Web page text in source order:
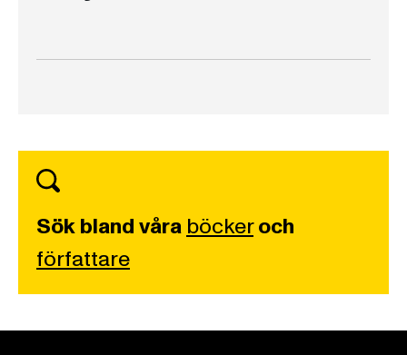
Sök bland våra böckeroch
författare